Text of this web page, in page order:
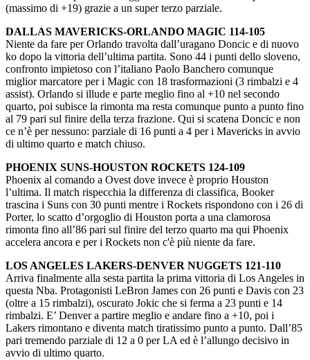
(massimo di +19) grazie a un super terzo parziale.
DALLAS MAVERICKS-ORLANDO MAGIC 114-105
Niente da fare per Orlando travolta dall’uragano Doncic e di nuovo
ko dopo la vittoria dell’ultima partita. Sono 44 i punti dello sloveno,
confronto impietoso con l’italiano Paolo Banchero comunque
miglior marcatore per i Magic con 18 trasformazioni (3 rimbalzi e 4
assist). Orlando si illude e parte meglio fino al +10 nel secondo
quarto, poi subisce la rimonta ma resta comunque punto a punto fino
al 79 pari sul finire della terza frazione. Qui si scatena Doncic e non
ce n’è per nessuno: parziale di 16 punti a 4 per i Mavericks in avvio
di ultimo quarto e match chiuso.
PHOENIX SUNS-HOUSTON ROCKETS 124-109
Phoenix al comando a Ovest dove invece è proprio Houston
l’ultima. Il match rispecchia la differenza di classifica, Booker
trascina i Suns con 30 punti mentre i Rockets rispondono con i 26 di
Porter, lo scatto d’orgoglio di Houston porta a una clamorosa
rimonta fino all’86 pari sul finire del terzo quarto ma qui Phoenix
accelera ancora e per i Rockets non c'è più niente da fare.
LOS ANGELES LAKERS-DENVER NUGGETS 121-110
Arriva finalmente alla sesta partita la prima vittoria di Los Angeles in
questa Nba. Protagonisti LeBron James con 26 punti e Davis con 23
(oltre a 15 rimbalzi), oscurato Jokic che si ferma a 23 punti e 14
rimbalzi. E’ Denver a partire meglio e andare fino a +10, poi i
Lakers rimontano e diventa match tiratissimo punto a punto. Dall’85
pari tremendo parziale di 12 a 0 per LA ed è l’allungo decisivo in
avvio di ultimo quarto.